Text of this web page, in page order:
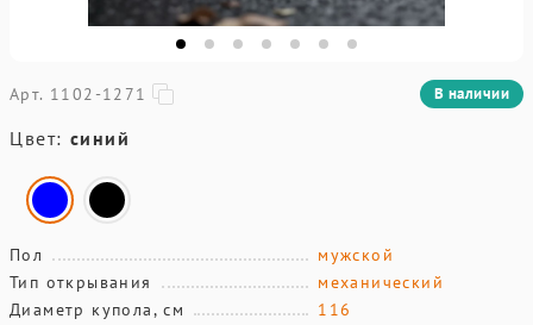
Арт. 1102-1271 В наличии
Цвет: синий
Пол
мужской
Тип открывания
механический
Диаметр купола, см
116